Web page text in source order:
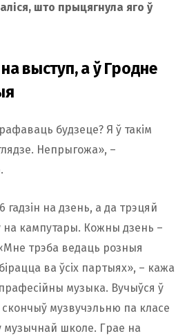
што прыцягнула яго ў
на выступ, а ў Гродне
будзеце? Я ў такім
Непрыгожа», –
гадзін на дзень, а да трэцяй
на кампутары. Кожны дзень –
трэба ведаць розныя
ва ўсіх партыях», – кажа
музыка. Вучыўся ў
музвучэльню па класе
музычнай школе. Грае на